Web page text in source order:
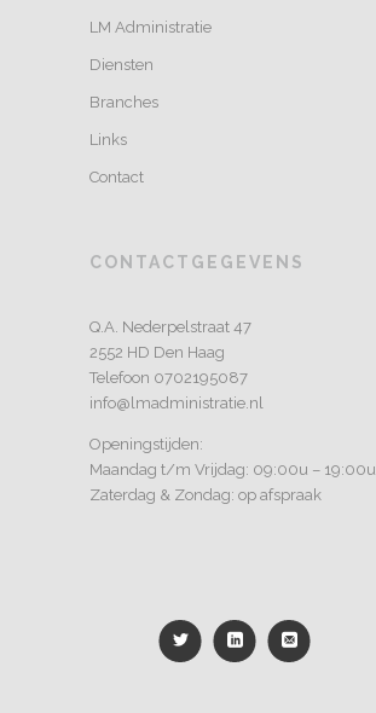
LM Administratie
Diensten
Branches
Links
Contact
CONTACTGEGEVENS
Q.A. Nederpelstraat 47
2552 HD Den Haag
Telefoon 0702195087
info@lmadministratie.nl
Openingstijden:
Maandag t/m Vrijdag: 09:00u – 19:00u
Zaterdag & Zondag: op afspraak